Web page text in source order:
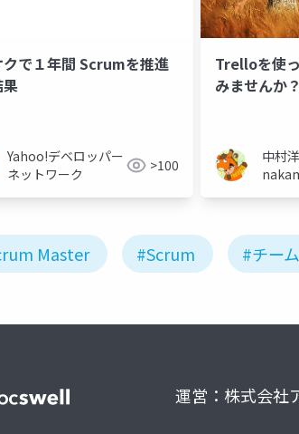
クで１年間 Scrumを推進
果
Yahoo!デベロッパー
ネットワーク
>100
Trelloを使
みませんか
中村
Master #Scrum #チー
運営：株式会社